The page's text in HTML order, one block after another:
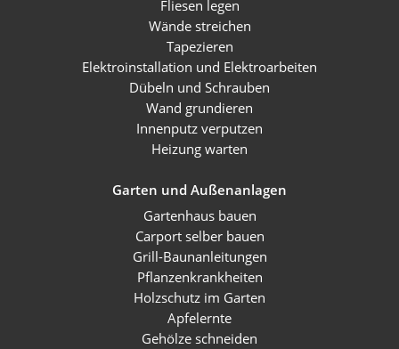
Fliesen legen
Wände streichen
Tapezieren
Elektroinstallation und Elektroarbeiten
Dübeln und Schrauben
Wand grundieren
Innenputz verputzen
Heizung warten
Garten und Außenanlagen
Gartenhaus bauen
Carport selber bauen
Grill-Baunanleitungen
Pflanzenkrankheiten
Holzschutz im Garten
Apfelernte
Gehölze schneiden